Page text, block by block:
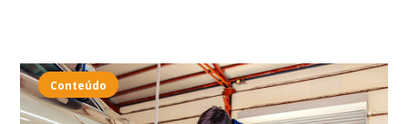
Conteúdo